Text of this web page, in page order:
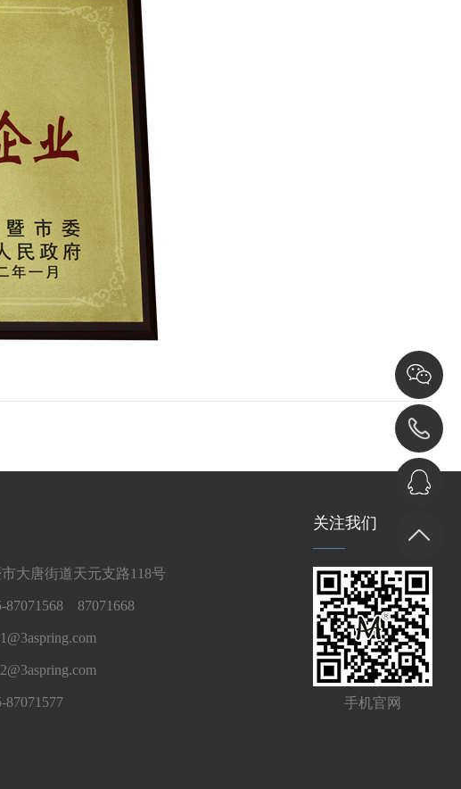
大唐街道天元支路118号
87071568 87071668
87071577
关注我们
手机官网